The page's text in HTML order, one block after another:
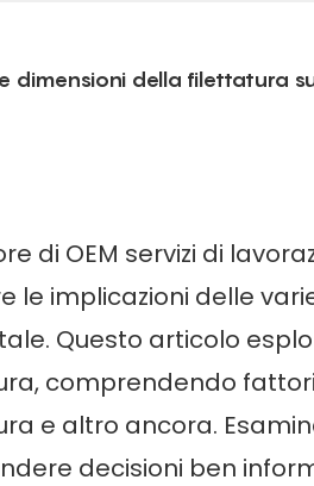
dimensioni della filettatura
di OEM servizi di
le implicazioni delle
Questo articolo
comprendendo
e altro ancora.
decisioni ben